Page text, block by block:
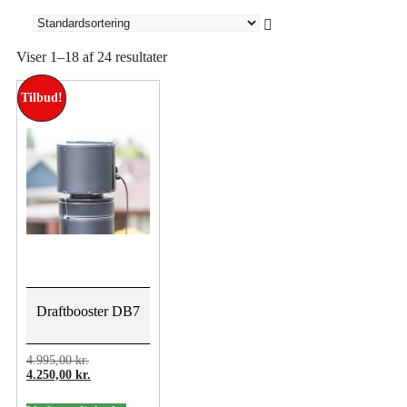
Viser 1–18 af 24 resultater
Tilbud!
Draftbooster DB7
4.995,00kr.Den
oprindelige
var:
4.250,00 kr.
pris